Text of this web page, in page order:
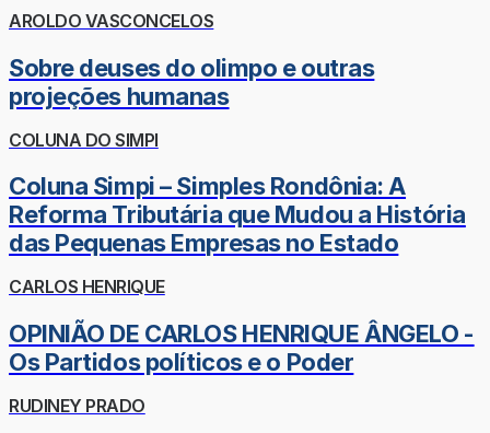
AROLDO VASCONCELOS
Sobre deuses do olimpo e outras
projeções humanas
COLUNA DO SIMPI
Coluna Simpi – Simples Rondônia: A
Reforma Tributária que Mudou a História
das Pequenas Empresas no Estado
CARLOS HENRIQUE
OPINIÃO DE CARLOS HENRIQUE ÂNGELO -
Os Partidos políticos e o Poder
RUDINEY PRADO